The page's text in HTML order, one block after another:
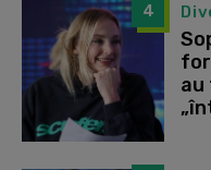
4
au